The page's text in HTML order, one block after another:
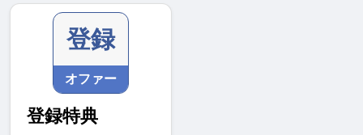
登録
オファー
登録特典